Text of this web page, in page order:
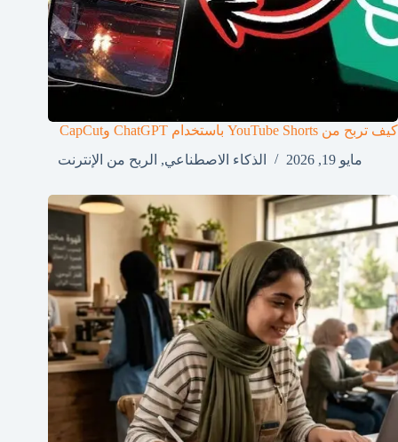
كيف تربح من YouTube Shorts باستخدام ChatGPT وCapCut
مايو 19, 2026
الذكاء الاصطناعي, الربح من الإنترنت